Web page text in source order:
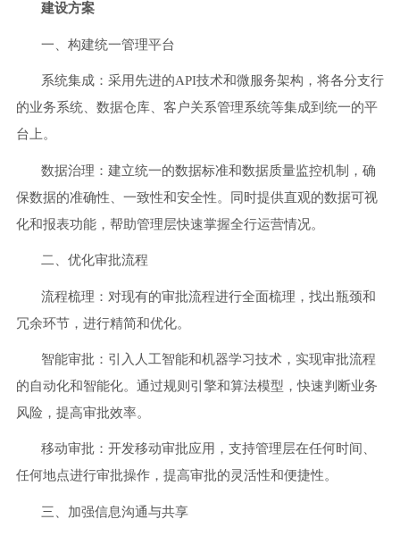
建设方案
一、构建统一管理平台
系统集成：采用先进的API技术和微服务架构，将各分支行
的业务系统、数据仓库、客户关系管理系统等集成到统一的平
台上。
数据治理：建立统一的数据标准和数据质量监控机制，确
保数据的准确性、一致性和安全性。
同时提供直观的数据可视
化和报表功能，帮助管理层快速掌握全行运营情况。
二、优化审批流程
流程梳理：对现有的审批流程进行全面梳理，找出瓶颈和
冗余环节，进行精简和优化。
智能审批：引入人工智能和机器学习技术，实现审批流程
的自动化和智能化。通过规则引擎和算法模型，快速判断业务
风险，提高审批效率。
移动审批：开发移动审批应用，支持管理层在任何时间、
任何地点进行审批操作，提高审批的灵活性和便捷性。
三、加强信息沟通与共享